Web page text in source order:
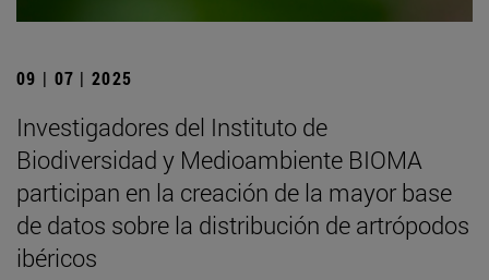
09 | 07 | 2025
Investigadores del Instituto de
Biodiversidad y Medioambiente BIOMA
participan en la creación de la mayor base
de datos sobre la distribución de artrópodos
ibéricos